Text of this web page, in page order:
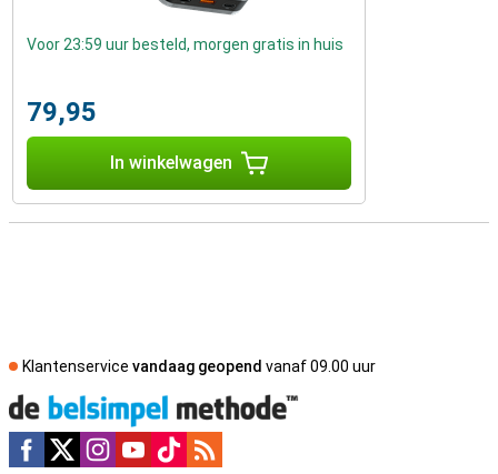
Voor 23:59 uur besteld, morgen gratis in huis
79,95
In winkelwagen
Klantenservice vandaag geopend vanaf 09.00 uur
Social media